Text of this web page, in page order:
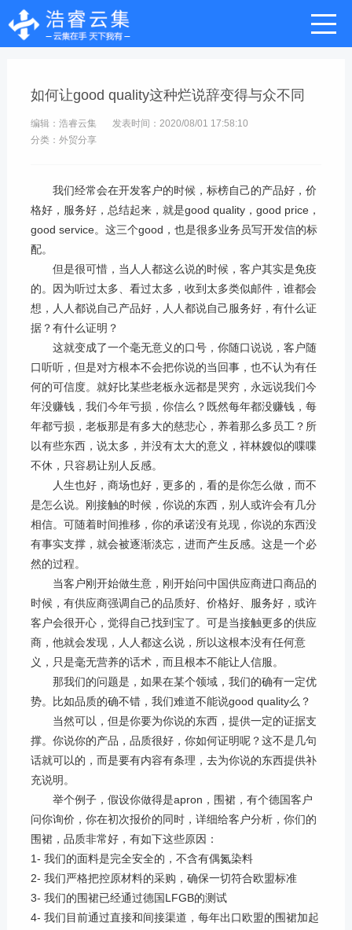
首页 > 公司动态 >
如何让good quality这种烂说辞变得与众不同
编辑：浩睿云集
发表时间：2020/08/01 17:58:10
分类：外贸分享
我们经常会在开发客户的时候，标榜自己的产品好，价
格好，服务好，总结起来，就是good quality， good price，
good service。这三个good ，也是很多业务员写开发信的标
配。
但是很可惜，当人人都这么说的时候，客户其实是免疫
的。因为听过太多、看过太多，收到太多类似邮件，谁都会
想，人人都说自己产品好，人人都说自己服务好，有什么证
据？有什么证明？
这就变成了一个毫无意义的口号，你随口说说，客户随
口听听，但是对方根本不会把你说的当回事，也不认为有任
何的可信度。就好比某些老板永远都是哭穷，永远说我们今
年没赚钱，我们今年亏损，你信么？既然每年都没赚钱，每
年都亏损，老板那是有多大的慈悲心，养着那么多员工？所
以有些东西，说太多，并没有太大的意义，祥林嫂似的喋喋
不休，只容易让别人反感。
人生也好，商场也好，更多的，看的是你怎么做，而不
是怎么说。刚接触的时候，你说的东西，别人或许会有几分
相信。可随着时间推移，你的承诺没有兑现，你说的东西没
有事实支撑，就会被逐渐淡忘，进而产生反感。这是一个必
然的过程。
当客户刚开始做生意，刚开始问中国供应商进口商品的
时候，有供应商强调自己的品质好、价格好、服务好，或许
客户会很开心，觉得自己找到宝了。可是当接触更多的供应
商，他就会发现，人人都这么说，所以这根本没有任何意
义，只是毫无营养的话术，而且根本不能让人信服。
那我们的问题是，如果在某个领域，我们的确有一定优
势。比如品质的确不错，我们难道不能说good quality么？
当然可以，但是你要为你说的东西，提供一定的证据支
撑。你说你的产品，品质很好，你如何证明呢？这不是几句
话就可以的，而是要有内容有条理，去为你说的东西提供补
充说明。
举个例子，假设你做得是apron ，围裙，有个德国客户
问你询价，你在初次报价的同时，详细给客户分析，你们的
围裙，品质非常好，有如下这些原因：
1- 我们的面料是完全安全的，不含有偶氮染料
2- 我们严格把控原材料的采购，确保一切符合欧盟标准
3- 我们的围裙已经通过德国LFGB的测试
4- 我们目前通过直接和间接渠道，每年出口欧盟的围裙加起